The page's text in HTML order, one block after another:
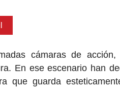
cámaras de
En ese escenario han
que guarda